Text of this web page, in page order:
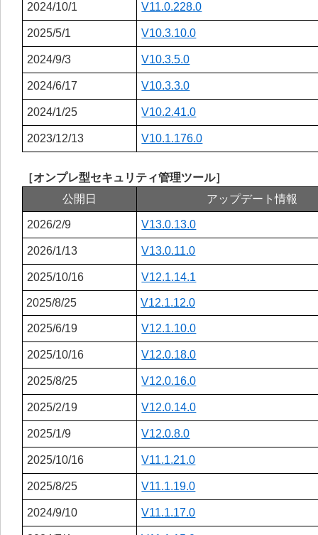
2024/10/1 V11.0.228.0
2025/5/1 V10.3.10.0
2024/9/3 V10.3.5.0
2024/6/17 V10.3.3.0
2024/1/25 V10.2.41.0
2023/12/13 V10.1.176.0
［オンプレ型セキュリティ管理ツール］
公開日
アップデート情報
2026/2/9 V13.0.13.0
2026/1/13 V13.0.11.0
2025/10/16 V12.1.14.1
2025/8/25 V12.1.12.0
2025/6/19 V12.1.10.0
2025/10/16 V12.0.18.0
2025/8/25 V12.0.16.0
2025/2/19 V12.0.14.0
2025/1/9 V12.0.8.0
2025/10/16 V11.1.21.0
2025/8/25 V11.1.19.0
2024/9/10 V11.1.17.0